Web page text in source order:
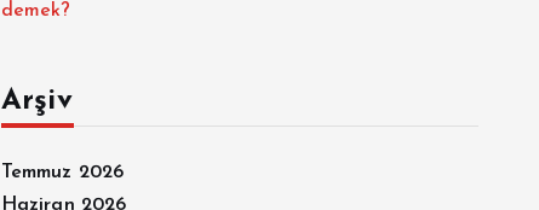
demek?
Arşiv
Temmuz 2026
Haziran 2026